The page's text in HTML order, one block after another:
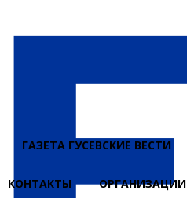
ГАЗЕТА ГУСЕВСКИЕ ВЕСТИ
КОНТАКТЫ ОРГАНИЗАЦИИ